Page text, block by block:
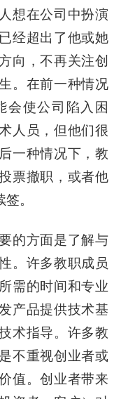
想在公司中扮演
经超出了他或她
向，不再关注创
。在前一种情况
会使公司陷入困
人员，但他们很
一种情况下，教
票撤职，或者他
。
的方面是了解与
。许多教职成员
需的时间和专业
产品提供技术基
术指导。许多教
不重视创业者或
值。创业者带来